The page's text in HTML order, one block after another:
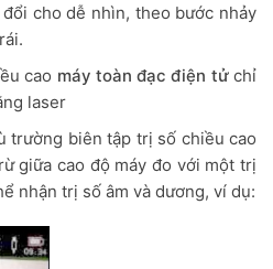
cho dễ nhìn, theo bước nhảy
cao máy toàn đạc điện tửchỉ
laser
trường biên tập trị số chiều cao
giữa cao độ máy đo với một trị
nhận trị số âm và dương, ví dụ: